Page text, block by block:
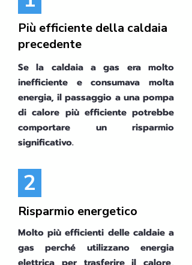
Più efficiente della caldaia
precedente
Se la caldaia a gas era molto
inefficiente e consumava molta
energia, il passaggio a una pompa
di calore più efficiente potrebbe
comportare un risparmio
significativo.
2
Risparmio energetico
Molto più efficienti delle caldaie a
gas perché utilizzano energia